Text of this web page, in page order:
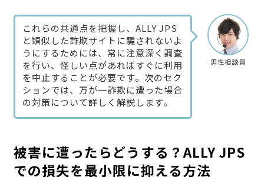
男性相談員
これらの共通点を把握し、ALLY JPS
と類似した詐欺サイトに騙されないよ
うにするためには、常に注意深く調査
を行い、怪しい点があればすぐに利用
を中止することが必要です。次のセク
ションでは、万が一詐欺に遭った場合
の対策について詳しく解説します。
被害に遭ったらどうする？ALLY JPS
での損失を最小限に抑える方法